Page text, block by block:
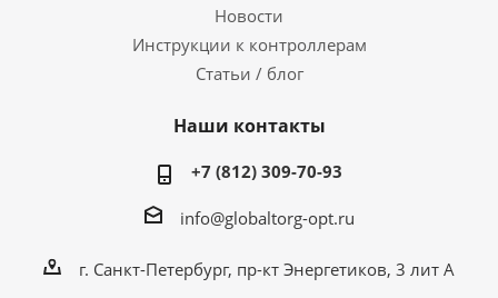
Новости
Инструкции к контроллерам
Статьи / блог
Наши контакты
+7 (812) 309-70-93
info@globaltorg-opt.ru
г. Санкт-Петербург, пр-кт Энергетиков, 3 лит А